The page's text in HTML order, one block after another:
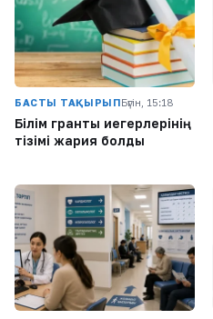
БАСТЫ ТАҚЫРЫПБүгін, 15:18
Білім гранты иегерлерінің
тізімі жария болды